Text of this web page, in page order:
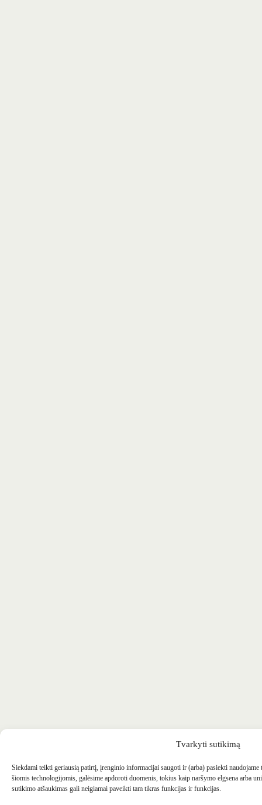
Tvarkyti sutikimą
Siekdami teikti geriausią patirtį, įrenginio informacijai saugoti ir (arba) pasiekti
šiomis technologijomis, galėsime apdoroti duomenis, tokius kaip naršymo elgsena arba
sutikimo atšaukimas gali neigiamai paveikti tam tikras funkcijas ir funkcijas.